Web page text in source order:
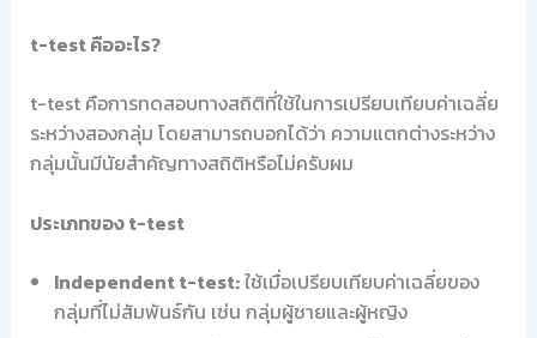
t-test คืออะไร?
t-test คือการทดสอบทางสถิติที่ใช้ในการเปรียบเทียบค่าเฉลี่ย
ระหว่างสองกลุ่ม โดยสามารถบอกได้ว่า ความแตกต่างระหว่าง
กลุ่มนั้นมีนัยสำคัญทางสถิติหรือไม่ครับผม
ประเภทของ t-test
Independent t-test:ใช้เมื่อเปรียบเทียบค่าเฉลี่ยของ
กลุ่มที่ไม่สัมพันธ์กัน เช่น กลุ่มผู้ชายและผู้หญิง